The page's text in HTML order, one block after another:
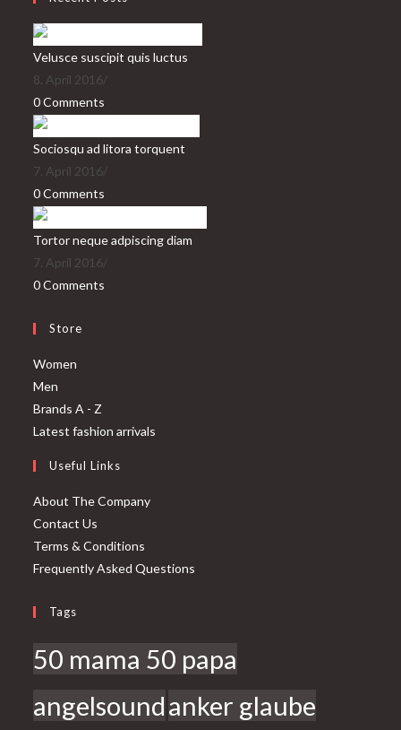
Velusce suscipit quis luctus
8. April 2016/
0 Comments
Sociosqu ad litora torquent
7. April 2016/
0 Comments
Tortor neque adpiscing diam
7. April 2016/
0 Comments
Store
Women
a
new
Men
in
a
tab
Brands A - Z
in
new
tab
Latest fashion arrivals
Useful Links
About The Company
Contact Us
Terms & Conditions
Frequently Asked Questions
Tags
50 mama 50 papa
angelsoundanker glaube